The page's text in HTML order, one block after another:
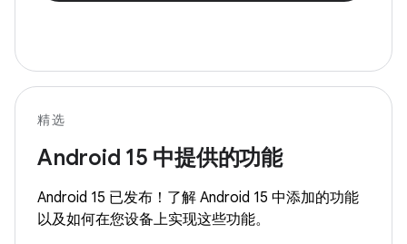
精选
Android 15 中提供的功能
Android 15 已发布！了解 Android 15 中添加的功能
以及如何在您设备上实现这些功能。